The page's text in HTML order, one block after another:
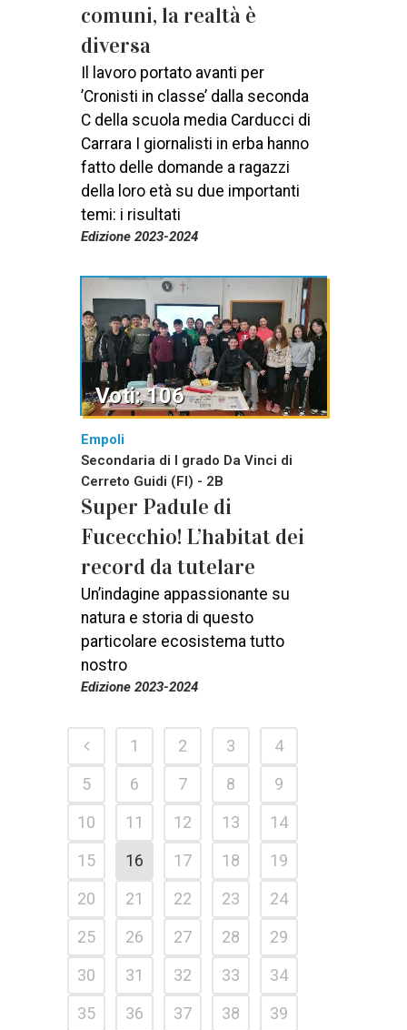
comuni, la realtà è
diversa
Il lavoro portato avanti per
’Cronisti in classe’ dalla seconda
C della scuola media Carducci di
Carrara I giornalisti in erba hanno
fatto delle domande a ragazzi
della loro età su due importanti
temi: i risultati
Edizione 2023-2024
Empoli
Secondaria di I grado Da Vinci di
Cerreto Guidi (FI) - 2B
Super Padule di
Fucecchio! L’habitat dei
record da tutelare
Un’indagine appassionante su
natura e storia di questo
particolare ecosistema tutto
nostro
Edizione 2023-2024
Voti: 106
1 2 3
4
5
6 7 8
9
10
11 12 13
14
15
16 17 18
19
20
21 22 23
24
25
26 27 28
29
30
31 32 33
34
35
36 37 38
39